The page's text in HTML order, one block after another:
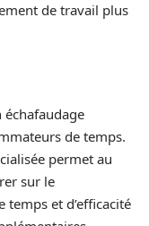
de travail plus
échafaudage
de temps.
permet au
sur le
et d’efficacité